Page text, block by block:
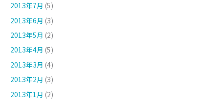
2013年7月 (5)
2013年6月 (3)
2013年5月 (2)
2013年4月 (5)
2013年3月 (4)
2013年2月 (3)
2013年1月 (2)